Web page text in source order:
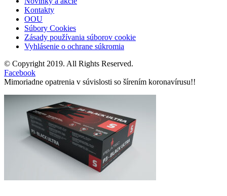
Kontakty
OOU
Súbory Cookies
Zásady používania súborov cookie
Vyhlásenie o ochrane súkromia
© Copyright 2019. All Rights Reserved.
Facebook
Mimoriadne opatrenia v súvislosti so šírením koronavírusu!!